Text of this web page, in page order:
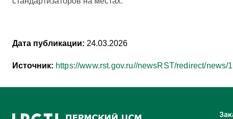
Дата публикации: 24.03.2026
Источник: https://www.rst.gov.ru//newsRST/redirect/news/